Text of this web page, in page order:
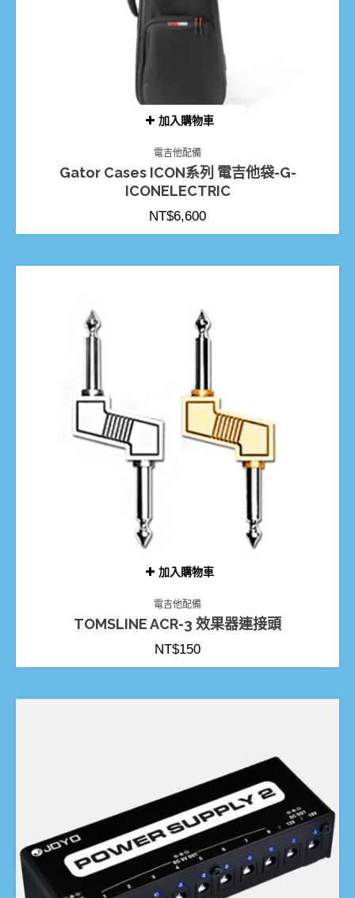
加入購物車
電吉他配備
Gator Cases ICON系列 電吉他袋-G-
ICONELECTRIC
NT$6,600
加入購物車
電吉他配備
TOMSLINE ACR-3 效果器連接頭
NT$150